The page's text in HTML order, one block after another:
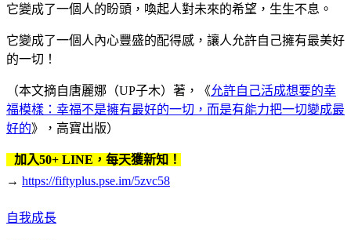
它變成了一個人的盼頭，喚起人對未來的希望，生生不息。
它變成了一個人內心豐盛的配得感，讓人允許自己擁有最美好
的一切！
（本文摘自唐麗娜（UP子木）著，《允許自己活成想要的幸
福模樣：幸福不是擁有最好的一切，而是有能力把一切變成最
好的》，高寶出版）
加入50+ LINE，每天獲新知！
→ https://fiftyplus.pse.im/5zvc58
自我成長